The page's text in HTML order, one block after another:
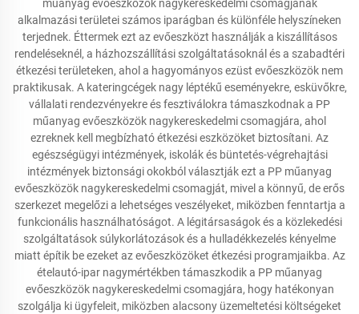
műanyag evőeszközök nagykereskedelmi csomagjának
alkalmazási területei számos iparágban és különféle helyszíneken
terjednek. Éttermek ezt az evőeszközt használják a kiszállításos
rendeléseknél, a házhozszállítási szolgáltatásoknál és a szabadtéri
étkezési területeken, ahol a hagyományos ezüst evőeszközök nem
praktikusak. A kateringcégek nagy léptékű eseményekre, esküvőkre,
vállalati rendezvényekre és fesztiválokra támaszkodnak a PP
műanyag evőeszközök nagykereskedelmi csomagjára, ahol
ezreknek kell megbízható étkezési eszközöket biztosítani. Az
egészségügyi intézmények, iskolák és büntetés-végrehajtási
intézmények biztonsági okokból választják ezt a PP műanyag
evőeszközök nagykereskedelmi csomagját, mivel a könnyű, de erős
szerkezet megelőzi a lehetséges veszélyeket, miközben fenntartja a
funkcionális használhatóságot. A légitársaságok és a közlekedési
szolgáltatások súlykorlátozások és a hulladékkezelés kényelme
miatt építik be ezeket az evőeszközöket étkezési programjaikba. Az
ételautó-ipar nagymértékben támaszkodik a PP műanyag
evőeszközök nagykereskedelmi csomagjára, hogy hatékonyan
szolgálja ki ügyfeleit, miközben alacsony üzemeltetési költségeket